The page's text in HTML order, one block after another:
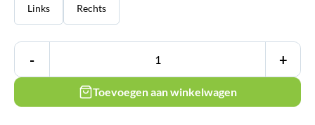
Links Rechts
- +
Toevoegen aan winkelwagen